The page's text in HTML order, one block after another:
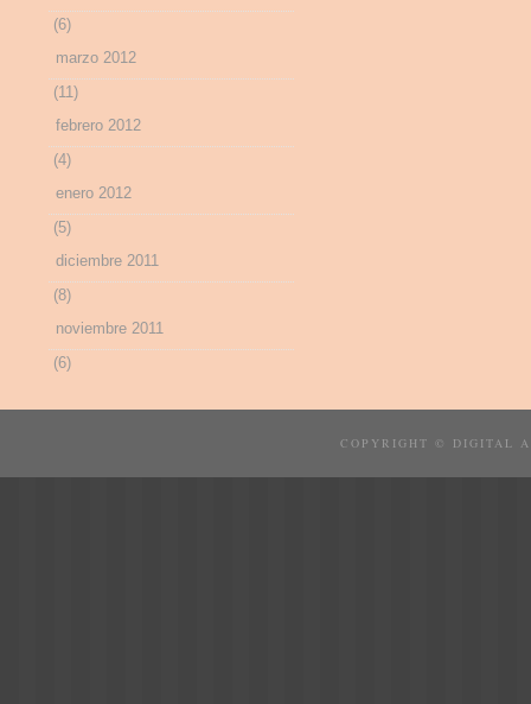
(6)
marzo 2012
(11)
febrero 2012
(4)
enero 2012
(5)
diciembre 2011
(8)
noviembre 2011
(6)
COPYRIGHT © DIGITAL